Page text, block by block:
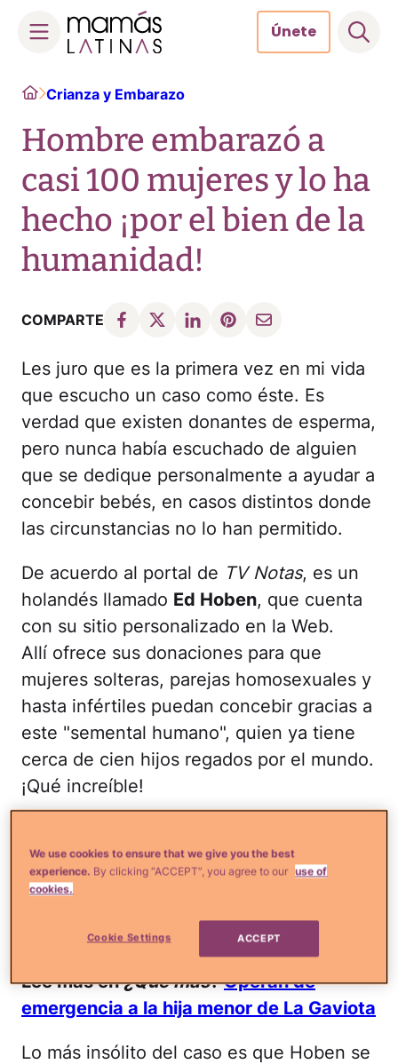
content
Únete
HomeCrianza y Embarazo
Hombre embarazó a
casi 100 mujeres y lo ha
hecho ¡por el bien de la
humanidad!
COMPARTE
Les juro que es la primera vez en mi vida
que escucho un caso como éste. Es
verdad que existen donantes de esperma,
pero nunca había escuchado de alguien
que se dedique personalmente a ayudar a
concebir bebés, en casos distintos donde
las circunstancias no lo han permitido.
De acuerdo al portal de TV Notas, es un
holandés llamado Ed Hoben, que cuenta
con su sitio personalizado en la Web.
Allí ofrece sus donaciones para que
mujeres solteras, parejas homosexuales y
hasta infértiles puedan concebir gracias a
este "semental humano", quien ya tiene
cerca de cien hijos regados por el mundo.
¡Qué increíble!
lleva un registro de cada ser que nace a
través suyo, y aparentemente se siente
Lee más en¿Qué más?Operan de
emergencia a la hija menor de La Gaviota
Lo más insólito del caso es que Hoben se
We use cookies to ensure that we give you the best
experience. By clicking “ACCEPT”, you agree to our use of
cookies.
Cookie Settings ACCEPT